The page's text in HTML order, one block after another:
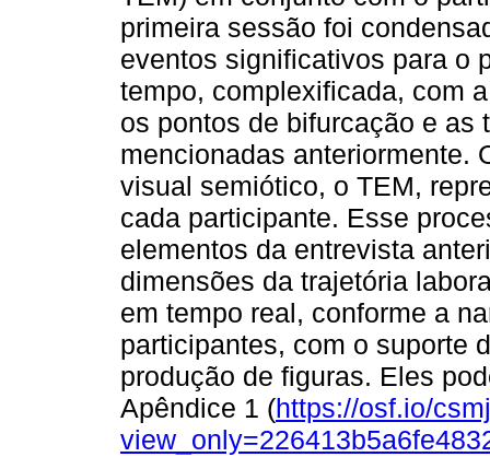
primeira sessão foi
eventos significativos para o
tempo, complexificada, com
os pontos de bifurcação e as
mencionadas anteriormente.
visual semiótico, o TEM,
cada participante. Esse
elementos da entrevista
dimensões da trajetória
em tempo real, conforme a
participantes, com o suporte
produção de figuras. Eles
Apêndice 1 (https://osf.io/